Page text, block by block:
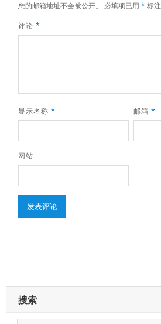
您的邮箱地址不会被公开。 必填项已用 *标注
评论 *
显示名称 * 邮箱 *
网站
搜索